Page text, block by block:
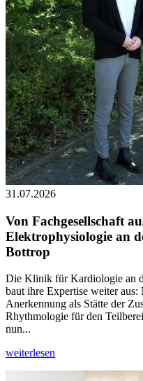
31.07.2026
Von Fachgesellschaft
Elektrophysiologie an
Bottrop
Die Klinik für Kardiologie an
baut ihre Expertise weiter aus:
Anerkennung als Stätte der
Rhythmologie für den
nun...
weiterlesen